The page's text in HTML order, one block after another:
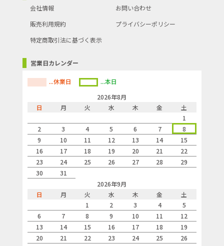
会社情報
お問い合わせ
販売利用規約
プライバシーポリシー
特定商取引法に基づく表示
営業日カレンダー
...休業日
...本日
2026年8月
日
月 火 水 木 金
土
1
2
3 4 5 6 7
8
9
10 11 12 13 14
15
16
17 18 19 20 21
22
23
24 25 26 27 28
29
30
31
2026年9月
日
月 火 水 木 金
土
1
2 3 4
5
6
7 8 9 10 11
12
13
14 15 16 17 18
19
20
21 22 23 24 25
26